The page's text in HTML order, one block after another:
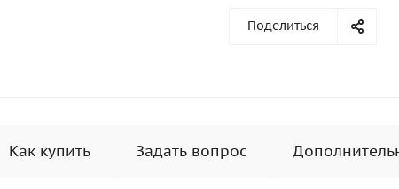
Поделиться
Как купить Задать вопрос